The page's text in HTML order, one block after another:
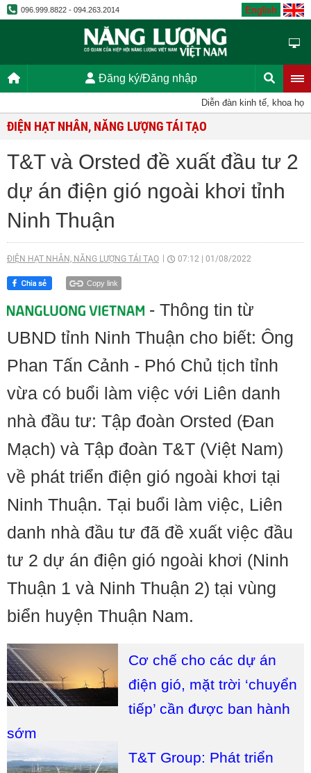
096.999.8822 - 094.263.2014 English
Đăng ký/Đăng nhập
Diễn đàn kinh tế, khoa học,
ĐIỆN HẠT NHÂN, NĂNG LƯỢNG TÁI TẠO
T&T và Orsted đề xuất đầu tư 2
dự án điện gió ngoài khơi tỉnh
Ninh Thuận
ĐIỆN HẠT NHÂN, NĂNG LƯỢNG TÁI TẠO 07:12 01/08/2022
Copy link
- Thông tin từ
UBND tỉnh Ninh Thuận cho biết: Ông
Phan Tấn Cảnh - Phó Chủ tịch tỉnh
vừa có buổi làm việc với Liên danh
nhà đầu tư: Tập đoàn Orsted (Đan
Mạch) và Tập đoàn T&T (Việt Nam)
về phát triển điện gió ngoài khơi tại
Ninh Thuận. Tại buổi làm việc, Liên
danh nhà đầu tư đã đề xuất việc đầu
tư 2 dự án điện gió ngoài khơi (Ninh
Thuận 1 và Ninh Thuận 2) tại vùng
biển huyện Thuận Nam.
Cơ chế cho các dự án
điện gió, mặt trời ‘chuyển
tiếp’ cần được ban hành
sớm
T&T Group: Phát triển